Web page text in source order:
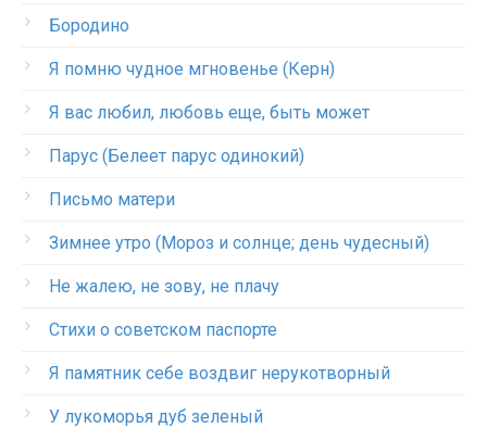
Бородино
Я помню чудное мгновенье (Керн)
Я вас любил, любовь еще, быть может
Парус (Белеет парус одинокий)
Письмо матери
Зимнее утро (Мороз и солнце; день чудесный)
Не жалею, не зову, не плачу
Стихи о советском паспорте
Я памятник себе воздвиг нерукотворный
У лукоморья дуб зеленый